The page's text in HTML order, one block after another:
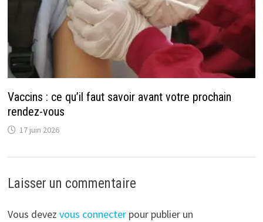
Vaccins : ce qu’il faut savoir avant votre prochain
rendez-vous
17 juin 2026
Laisser un commentaire
Vous devez vous connecterpour publier un